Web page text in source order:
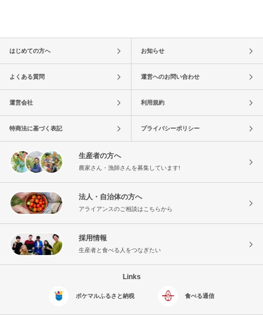
はじめての方へ お知らせ
よくある質問 運営へのお問い合わせ
運営会社 利用規約
特商法に基づく表記 プライバシーポリシー
生産者の方へ
農家さん・漁師さんを募集しています!
法人・自治体の方へ
アライアンスのご相談はこちらから
採用情報
生産者と食べる人をつなぎたい
Links
ポケマルふるさと納税 食べる通信